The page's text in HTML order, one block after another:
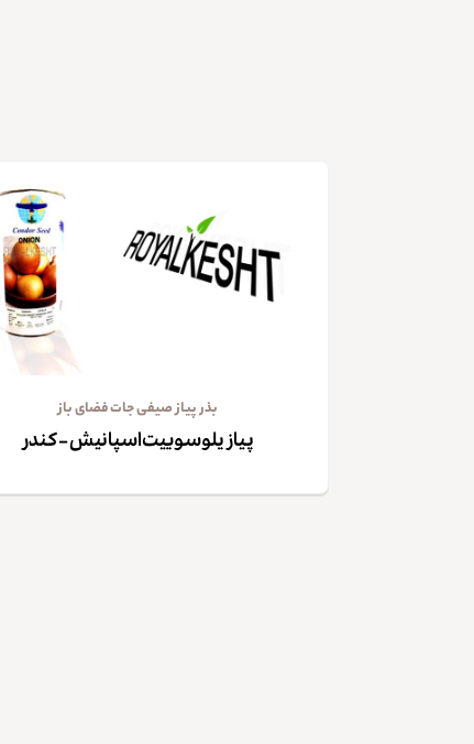
بذر پیاز صیفی جات فضای باز
پیاز یلوسوییت‌اسپانیش – کندر